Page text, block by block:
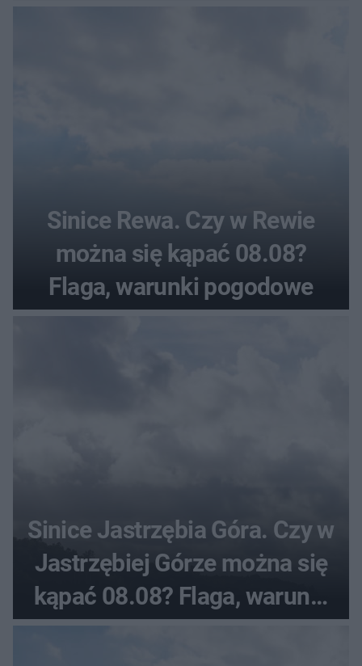
Sinice Rewa. Czy w Rewie
można się kąpać 08.08?
Flaga, warunki pogodowe
Sinice Jastrzębia Góra. Czy w
Jastrzębiej Górze można się
kąpać 08.08? Flaga, warunki